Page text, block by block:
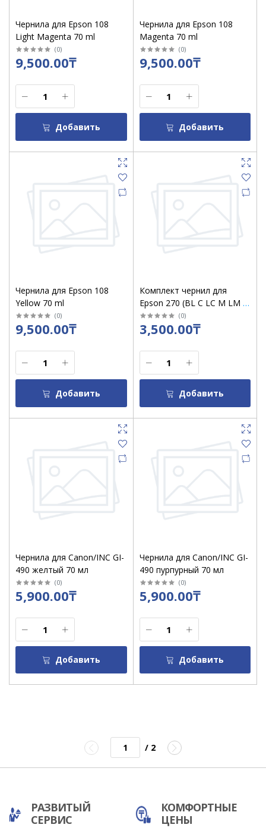
Чернила для Epson 108
Light Magenta 70 ml
(0)
9,500.00₸
Добавить
Чернила для Epson 108
Magenta 70 ml
(0)
9,500.00₸
Добавить
Чернила для Epson 108
Yellow 70 ml
(0)
9,500.00₸
Добавить
Комплект чернил для
Epson 270 (BL C LC M LM Y)
100 мл
(0)
3,500.00₸
Добавить
Чернила для Canon/INC GI-
490 желтый 70 мл
(0)
5,900.00₸
Добавить
Чернила для Canon/INC GI-
490 пурпурный 70 мл
(0)
5,900.00₸
Добавить
/ 2
РАЗВИТЫЙ
СЕРВИС
КОМФОРТНЫЕ
ЦЕНЫ